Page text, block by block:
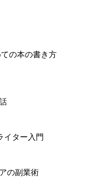
の本の書き方
イター入門
の副業術